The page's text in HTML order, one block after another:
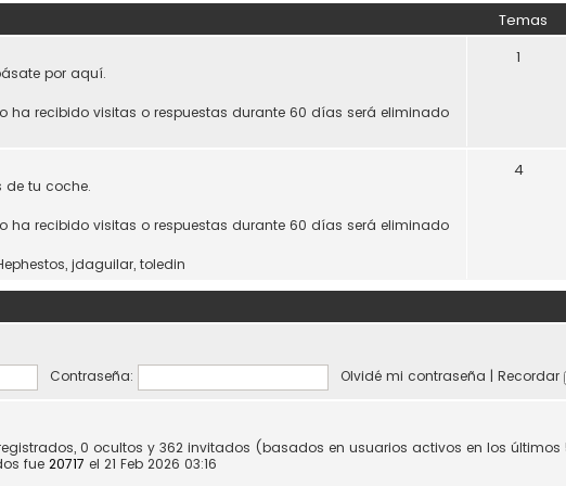
Temas
por aquí.
ha recibido visitas o respuestas durante 60 días será eliminado
1
de tu coche.
ha recibido visitas o respuestas durante 60 días será eliminado
, jdaguilar, toledin
4
Contraseña: Olvidé mi contraseña | Recordar
0 ocultos y 362 invitados (basados en usuarios activos en los últimos
fue 20717 el 21 Feb 2026 03:16